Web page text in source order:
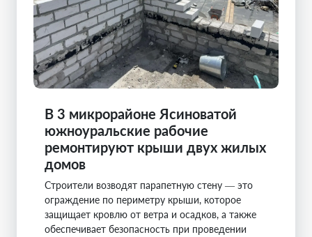
В 3 микрорайоне Ясиноватой
южноуральские рабочие
ремонтируют крыши двух жилых
домов
Строители возводят парапетную стену — это
ограждение по периметру крыши, которое
защищает кровлю от ветра и осадков, а также
обеспечивает безопасность при проведении